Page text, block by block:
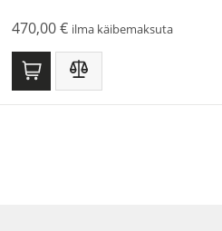
470,00€ ilma käibemaksuta